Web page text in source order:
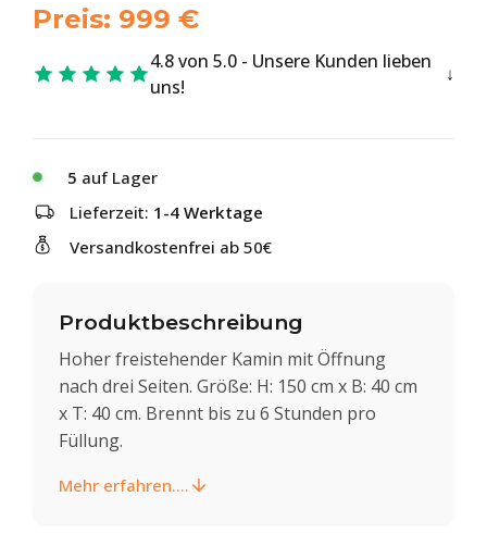
Preis: 999 €
4.8 von 5.0 - Unsere Kunden lieben
uns!
5 auf Lager
Lieferzeit: 1-4 Werktage
Versandkostenfrei ab 50€
Produktbeschreibung
Hoher freistehender Kamin mit Öffnung
nach drei Seiten. Größe: H: 150 cm x B: 40 cm
x T: 40 cm. Brennt bis zu 6 Stunden pro
Füllung.
Mehr erfahren....